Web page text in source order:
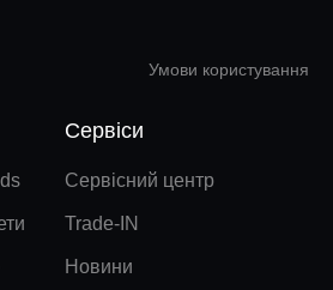
Умови користування
Сервіси
Сервісний центр
Trade-IN
Новини